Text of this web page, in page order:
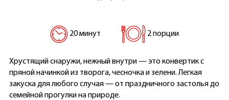
20 минут 2 порции
Хрустящий снаружи, нежный внутри — это конвертик с
пряной начинкой из творога, чесночка и зелени. Легкая
закуска для любого случая — от праздничного застолья до
семейной прогулки на природе.